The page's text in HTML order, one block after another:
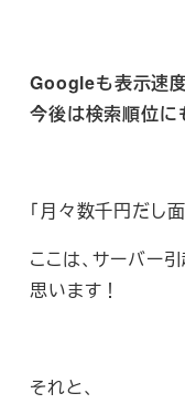
Googleも表示速
今後は検索順位に
「月々数千円だし
ここは、サーバー
思います！
それと、